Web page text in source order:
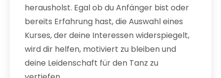
herausholst. Egal ob du Anfänger bist oder
bereits Erfahrung hast, die Auswahl eines
Kurses, der deine Interessen widerspiegelt,
wird dir helfen, motiviert zu bleiben und
deine Leidenschaft für den Tanz zu